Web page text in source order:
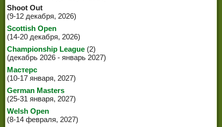
Shoot Out
(9-12 декабря, 2026)
Scottish Open
(14-20 декабря, 2026)
Championship League (2)
(декабрь 2026 - январь 2027)
Мастерс
(10-17 января, 2027)
German Masters
(25-31 января, 2027)
Welsh Open
(8-14 февраля, 2027)